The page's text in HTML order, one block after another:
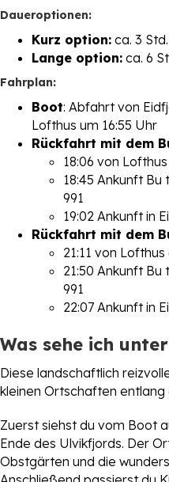
Daueroptionen:
Kurz option: ca. 3
Lange option: ca. 6
Fahrplan:
Boot: Abfahrt von
Lofthus um 16:55 Uhr
Rückfahrt mit dem
18:06 von
18:45 Ankunft
991
19:02 Ankunft in
Rückfahrt mit dem
21:11 von
21:50 Ankunft
991
22:07 Ankunft in
Was sehe ich
Diese landschaftlich
kleinen Ortschaften
Zuerst siehst du vom Boot
Ende des Ulvikfjords. Der
Obstgärten und die